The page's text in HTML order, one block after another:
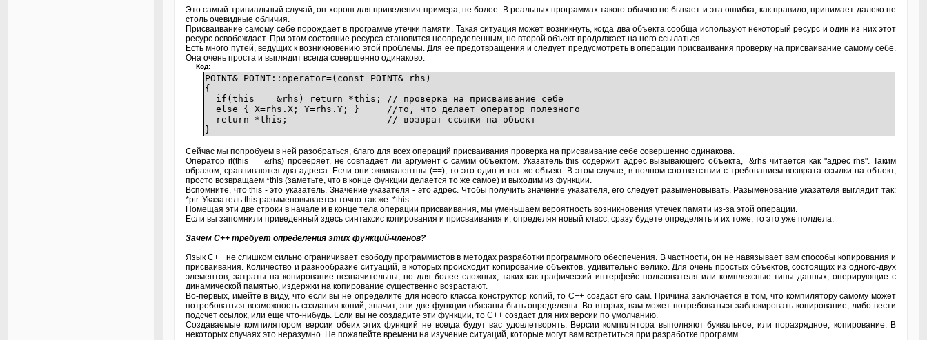
Это самый тривиальный случай, он хорош для приведения примера, не более. В реальных программах такого обычно не бывает и эта ошибка, как правило, принимает далеко не
столь очевидные обличия.
Присваивание самому себе порождает в программе утечки памяти. Такая ситуация может возникнуть, когда два объекта сообща используют некоторый ресурс и один из них этот
ресурс освобождает. При этом состояние ресурса становится неопределенным, но второй объект продолжает на него ссылаться.
Есть много путей, ведущих к возникновению этой проблемы. Для ее предотвращения и следует предусмотреть в операции присваивания проверку на присваивание самому себе.
Она очень проста и выглядит всегда совершенно одинаково:
Код:
POINT& POINT::operator=(const POINT& rhs)
{
if(this == &rhs) return *this; // проверка на присваивание себе
else { X=rhs.X; Y=rhs.Y; } //то, что делает оператор полезного
return *this; // возврат ссылки на объект
}
Сейчас мы попробуем в ней разобраться, благо для всех операций присваивания проверка на присваивание себе совершенно одинакова.
Оператор if(this == &rhs) проверяет, не совпадает ли аргумент с самим объектом. Указатель this содержит адрес вызывающего объекта, &rhs читается как "адрес rhs". Таким
образом, сравниваются два адреса. Если они эквивалентны (==), то это один и тот же объект. В этом случае, в полном соответствии с требованием возврата ссылки на объект,
просто возвращаем *this (заметьте, что в конце функции делается то же самое) и выходим из функции.
Вспомните, что this - это указатель. Значение указателя - это адрес. Чтобы получить значение указателя, его следует разыменовывать. Разыменование указателя выглядит так:
*ptr. Указатель this разыменовывается точно так же: *this.
Помещая эти две строки в начале и в конце тела операции присваивания, мы уменьшаем вероятность возникновения утечек памяти из-за этой операции.
Если вы запомнили приведенный здесь синтаксис копирования и присваивания и, определяя новый класс, сразу будете определять и их тоже, то это уже полдела.
Зачем C++ требует определения этих функций-членов?
Язык C++ не слишком сильно ограничивает свободу программистов в методах разработки программного обеспечения. В частности, он не навязывает вам способы копирования и
присваивания. Количество и разнообразие ситуаций, в которых происходит копирование объектов, удивительно велико. Для очень простых объектов, состоящих из одного-двух
элементов, затраты на копирование незначительны, но для более сложных, таких как графический интерфейс пользователя или комплексные типы данных, оперирующие с
динамической памятью, издержки на копирование существенно возрастают.
Во-первых, имейте в виду, что если вы не определите для нового класса конструктор копий, то C++ создаст его сам. Причина заключается в том, что компилятору самому может
потребоваться возможность создания копий, значит, эти две функции обязаны быть определены. Во-вторых, вам может потребоваться заблокировать копирование, либо вести
подсчет ссылок, или еще что-нибудь. Если вы не создадите эти функции, то C++ создаст для них версии по умолчанию.
Создаваемые компилятором версии обеих этих функций не всегда будут вас удовлетворять. Версии компилятора выполняют буквальное, или поразрядное, копирование. В
некоторых случаях это неразумно. Не пожалейте времени на изучение ситуаций, которые могут вам встретиться при разработке программ.